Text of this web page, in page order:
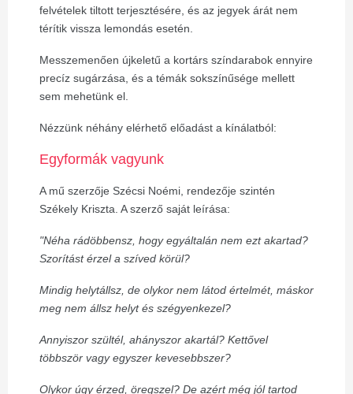
felvételek tiltott terjesztésére, és az jegyek árát nem
térítik vissza lemondás esetén.
Messzemenően újkeletű a kortárs színdarabok ennyire
precíz sugárzása, és a témák sokszínűsége mellett
sem mehetünk el.
Nézzünk néhány elérhető előadást a kínálatból:
Egyformák vagyunk
A mű szerzője Szécsi Noémi, rendezője szintén
Székely Kriszta. A szerző saját leírása:
"Néha rádöbbensz, hogy egyáltalán nem ezt akartad?
Szorítást érzel a szíved körül?
Mindig helytállsz, de olykor nem látod értelmét, máskor
meg nem állsz helyt és szégyenkezel?
Annyiszor szültél, ahányszor akartál? Kettővel
többször vagy egyszer kevesebbszer?
Olykor úgy érzed, öregszel? De azért még jól tartod